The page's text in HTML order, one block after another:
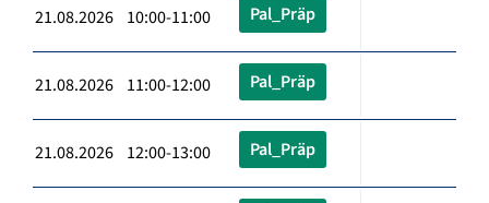
21.08.2026 10:00-11:00 Pal_Präp
21.08.2026 11:00-12:00 Pal_Präp
21.08.2026 12:00-13:00 Pal_Präp